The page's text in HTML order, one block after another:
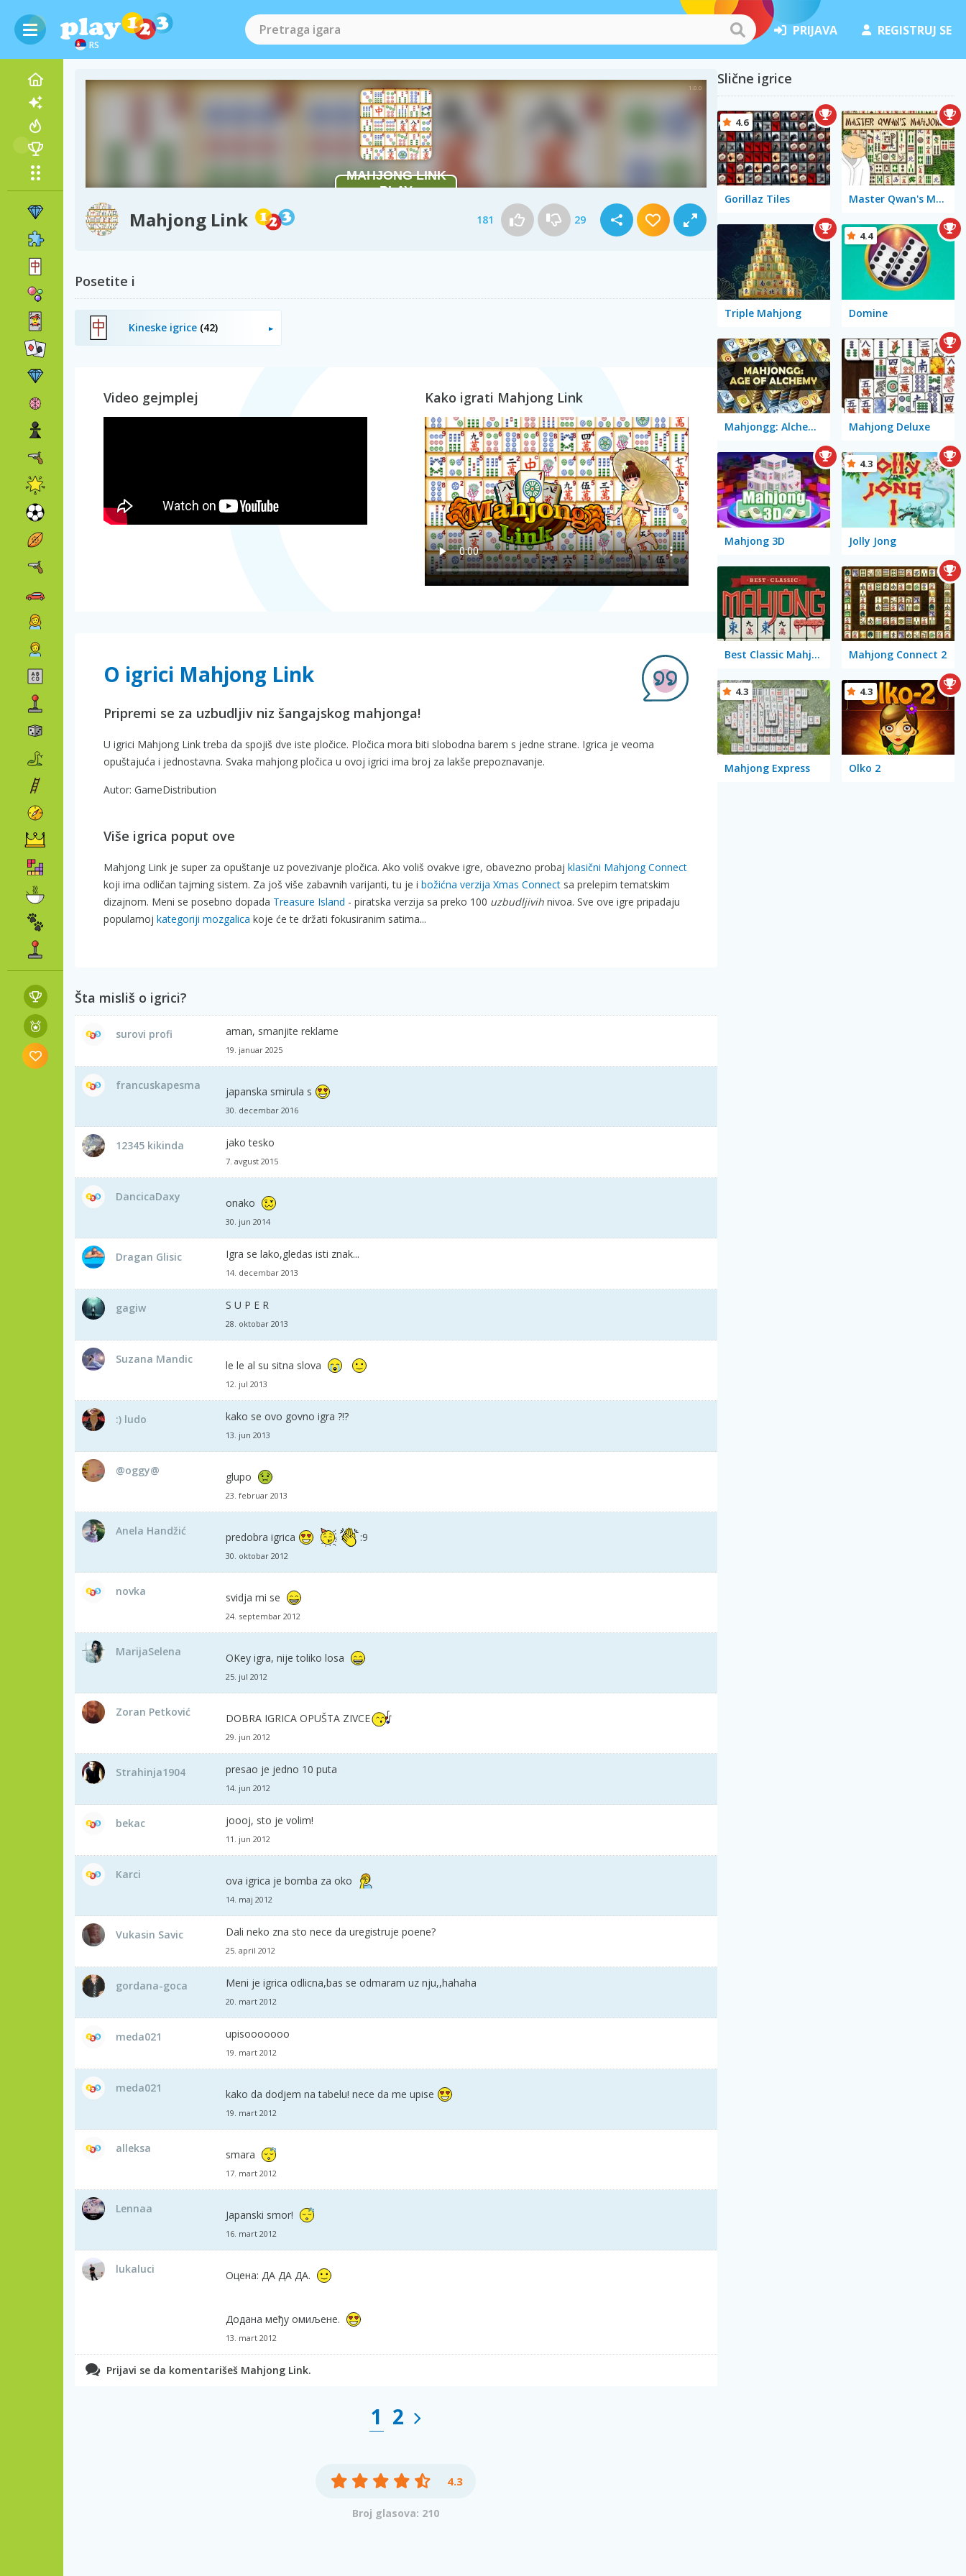
RS
PRIJAVA REGISTRUJ SE
Mahjong Link 181 29
Posetite i
Kineske igrice (42)
Video gejmplej Kako igrati Mahjong Link
O igrici Mahjong Link
Pripremi se za uzbudljiv niz šangajskog mahjonga!
U igrici Mahjong Link treba da spojiš dve iste pločice. Pločica mora biti slobodna barem s jedne strane. Igrica je veoma
opuštajuća i jednostavna. Svaka mahjong pločica u ovoj igrici ima broj za lakše prepoznavanje.
Autor: GameDistribution
Više igrica poput ove
Mahjong Link je super za opuštanje uz povezivanje pločica. Ako voliš ovakve igre, obavezno probaj klasični Mahjong Connect
koji ima odličan tajming sistem. Za još više zabavnih varijanti, tu je i božićna verzija Xmas Connect sa prelepim tematskim
dizajnom. Meni se posebno dopada Treasure Island - piratska verzija sa preko 100 uzbudljivih nivoa. Sve ove igre pripadaju
popularnoj kategoriji mozgalica koje će te držati fokusiranim satima...
Šta misliš o igrici?
surovi profi aman, smanjite reklame
19. januar 2025
francuskapesma japanska smirula s
30. decembar 2016
12345 kikinda jako tesko
7. avgust 2015
DancicaDaxy onako
30. jun 2014
Dragan Glisic Igra se lako,gledas isti znak...
14. decembar 2013
gagiw S U P E R
28. oktobar 2013
Suzana Mandic le le al su sitna slova
12. jul 2013
:) ludo kako se ovo govno igra ?!?
13. jun 2013
@oggy@ glupo
23. februar 2013
Anela Handžić predobra igrica :9
30. oktobar 2012
novka svidja mi se
24. septembar 2012
MarijaSelena OKey igra, nije toliko losa
25. jul 2012
Zoran Petković DOBRA IGRICA OPUŠTA ZIVCE
29. jun 2012
Strahinja1904 presao je jedno 10 puta
14. jun 2012
bekac joooj, sto je volim!
11. jun 2012
Karci ova igrica je bomba za oko
14. maj 2012
Vukasin Savic Dali neko zna sto nece da uregistruje poene?
25. april 2012
gordana-goca Meni je igrica odlicna,bas se odmaram uz nju,,hahaha
20. mart 2012
meda021 upisooooooo
19. mart 2012
meda021 kako da dodjem na tabelu! nece da me upise
19. mart 2012
alleksa smara
17. mart 2012
Lennaa Japanski smor!
16. mart 2012
lukaluci Оцена: ДА ДА ДА.
Додана међу омиљене.
13. mart 2012
Prijavi se da komentarišeš Mahjong Link.
1 2
4.3
Broj glasova: 210
Slične igrice
Gorillaz Tiles
4.6
Master Qwan's Mahjongg
Triple Mahjong Domine
4.4
Mahjongg: Alchemy Mahjong Deluxe
Mahjong 3D Jolly Jong
4.3
Best Classic Mahjong Connect Mahjong Connect 2
Mahjong Express
4.3
Olko 2
4.3